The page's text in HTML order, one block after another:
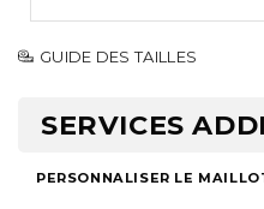
GUIDE DES TAILLES
SERVICES
PERSONNALISER LE